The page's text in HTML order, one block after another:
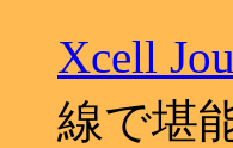
Xcell
線で堪